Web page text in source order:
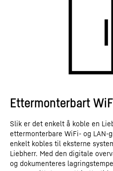
Ettermonterbart
Slik er det enkelt å koble en
ettermonterbare WiFi- og LAN-
enkelt kobles til eksterne
Liebherr. Med den digitale
og dokumenteres